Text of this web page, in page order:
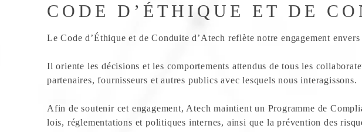
CODE D’ÉTHIQUE ET DE
Le Code d’Éthique et de Conduite d’Atech reflète notre engagement
Il oriente les décisions et les comportements attendus de tous les
partenaires, fournisseurs et autres publics avec lesquels nous interagissons.
Afin de soutenir cet engagement, Atech maintient un Programme de
lois, réglementations et politiques internes, ainsi que la prévention des